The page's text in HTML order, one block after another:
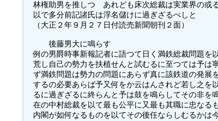
林権助男を推しつゝあれども床次総裁は実業界の或
以で多分前記諸氏は浮名儲けに過ぎざるべしと
（大正２年９月２７日付読売新聞朝刊２面）
後藤男大に鳴らす
例の男爵時事新報記者に語つて日く満鉄総裁問題を
荒し自己の勢力を扶植せんと試むるに至つては予は
ず満鉄問題は勢力の問題にあらず真に該鉄道の発展
するの必要あらば予又何をか云はんされど若し之を
るに過ぎざるに終らんと予は鼓を鳴らしてその非を
在の中村総裁を以て最も公平に又最も其職に忠なる
内閣が如何なるものを以てその後任ならしむるかは